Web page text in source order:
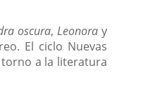
oscura, Leonoray
El ciclo Nuevas
torno a la literatura